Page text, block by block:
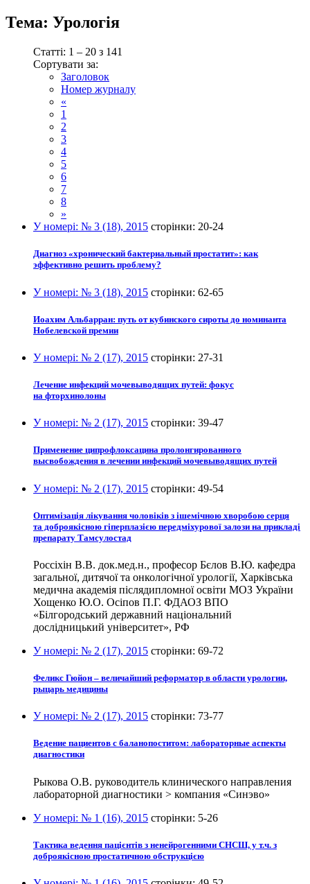
Тема: Урологія
Статті: 1 – 20 з 141
Сортувати за:
Заголовок
Номер журналу
«
1
2
3
4
5
6
7
8
»
У номері: № 3 (18), 2015 сторінки: 20-24
Диагноз «хронический бактериальный простатит»: как
эффективно решить проблему?
У номері: № 3 (18), 2015 сторінки: 62-65
Иоахим Альбарран: путь от кубинского сироты до номинанта
Нобелевской премии
У номері: № 2 (17), 2015 сторінки: 27-31
Лечение инфекций мочевыводящих путей: фокус
на фторхинолоны
У номері: № 2 (17), 2015 сторінки: 39-47
Применение ципрофлоксацина пролонгированного
высвобождения в лечении инфекций мочевыводящих путей
У номері: № 2 (17), 2015 сторінки: 49-54
Оптимізація лікування чоловіків з ішемічною хворобою серця
та доброякісною гіперплазією передміхурової залози на прикладі
препарату Тамсулостад
Россіхін В.В. док.мед.н., професор Бєлов В.Ю. кафедра
загальної, дитячої та онкологічної урології, Харківська
медична академія післядипломної освіти МОЗ України
Хощенко Ю.О. Осіпов П.Г. ФДАОЗ ВПО
«Білгородський державний національний
дослідницький університет», РФ
У номері: № 2 (17), 2015 сторінки: 69-72
Феликс Гюйон – величайший реформатор в области урологии,
рыцарь медицины
У номері: № 2 (17), 2015 сторінки: 73-77
Ведение пациентов с баланопоститом: лабораторные аспекты
диагностики
Рыкова О.В. руководитель клинического направления
лабораторной диагностики > компания «Синэво»
У номері: № 1 (16), 2015 сторінки: 5-26
Тактика ведення пацієнтів з ненейрогенними СНСШ, у т.ч. з
доброякісною простатичною обструкцією